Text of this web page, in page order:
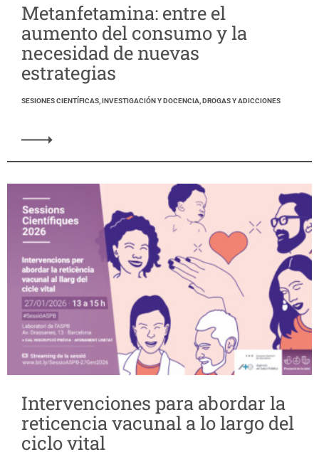
Metanfetamina: entre el
aumento del consumo y la
necesidad de nuevas
estrategias
SESIONES CIENTÍFICAS, INVESTIGACIÓN Y DOCENCIA, DROGAS Y ADICCIONES
Intervenciones para abordar la
reticencia vacunal a lo largo del
ciclo vital